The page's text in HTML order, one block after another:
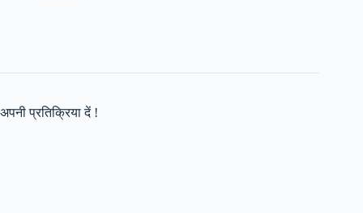
अपनी प्रतिक्रिया दें !